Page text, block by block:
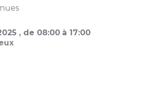
, de 08:00 à 17:00